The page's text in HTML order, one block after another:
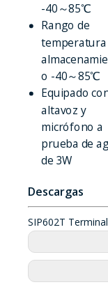
-40～85℃
Rango de
temperatura
o -40～85℃
Equipado
altavoz y
micrófono a
prueba de
de 3W
Descargas
SIP602T